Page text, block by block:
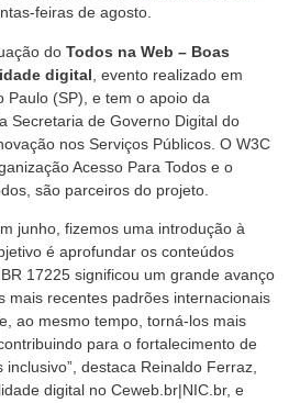
feiras de agosto.
do Todos na Web – Boas
digital , evento realizado em
Paulo (SP), e tem o apoio da
Secretaria de Governo Digital do
nos Serviços Públicos. O W3C
Acesso Para Todos e o
são parceiros do projeto.
junho, fizemos uma introdução à
é aprofundar os conteúdos
17225 significou um grande avanço
mais recentes padrões internacionais
ao mesmo tempo, torná-los mais
para o fortalecimento de
destaca Reinaldo Ferraz,
digital no Ceweb.br|NIC.br, e